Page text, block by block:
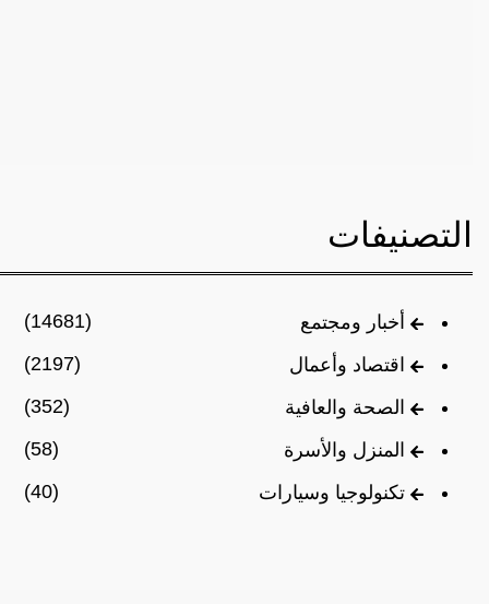
التصنيفات
أخبار ومجتمع
(14681)
اقتصاد وأعمال
(2197)
الصحة والعافية
(352)
المنزل والأسرة
(58)
تكنولوجيا وسيارات
(40)